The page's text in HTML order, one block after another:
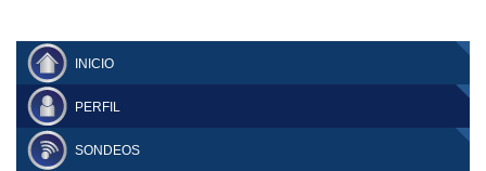
INICIO
PERFIL
SONDEOS